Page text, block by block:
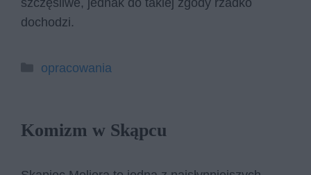
szczęśliwe, jednak do takiej zgody rzadko
dochodzi.
Kategorie
opracowania
Komizm w Skąpcu